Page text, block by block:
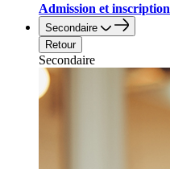
Admission et inscription
Secondaire
Retour
Secondaire